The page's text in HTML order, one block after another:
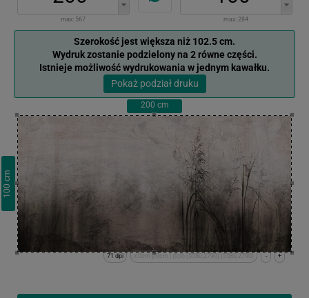
max: 567 max: 284
Szerokość jest większa niż 102.5 cm.
Wydruk zostanie podzielony na 2 równe części.
Istnieje możliwość wydrukowania w jednym kawałku.
Pokaż podział druku
200 cm
100
cm
+
-
x:0cm y:0cm | (0,0) (5580,2790) (5580,2790)
71 dpi